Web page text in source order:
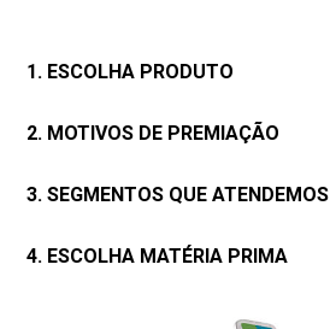
1. ESCOLHA PRODUTO
2. MOTIVOS DE PREMIAÇÃO
3. SEGMENTOS QUE ATENDEMOS
4. ESCOLHA MATÉRIA PRIMA